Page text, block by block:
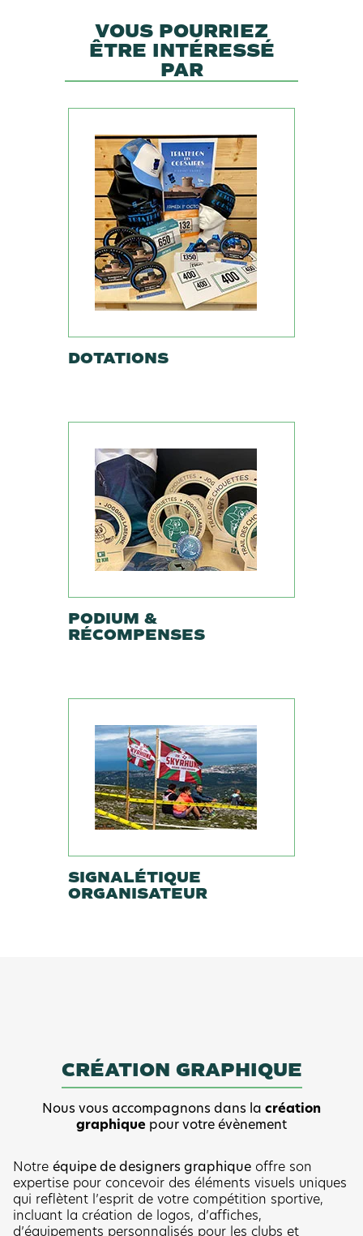
VOUS POURRIEZ
ÊTRE INTÉRESSÉ
PAR
DOTATIONS
PODIUM &
RÉCOMPENSES
SIGNALÉTIQUE
ORGANISATEUR
CRÉATION GRAPHIQUE
Nous vous accompagnons dans la création
graphique pour votre évènement
Notre équipe de designers graphique offre son
expertise pour concevoir des éléments visuels uniques
qui reflètent l’esprit de votre compétition sportive,
incluant la création de logos, d’affiches,
d’équipements personnalisés pour les clubs et